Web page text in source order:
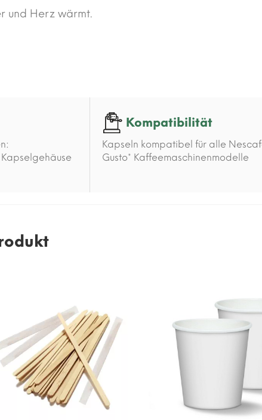
und Herz wärmt.
Kompatibilität
Kapseln kompatibel für alle
Gusto* Kaffeemaschinenmodelle